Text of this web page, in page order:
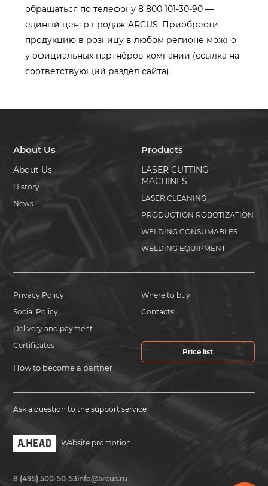
обращаться по телефону 8 800 101-30-90 —
единый центр продаж ARCUS. Приобрести
продукцию в розницу в любом регионе можно
у официальных партнёров компании (ссылка на
соответствующий раздел сайта).
About Us
About Us
History
News
Products
LASER CUTTING
MACHINES
LASER CLEANING
PRODUCTION ROBOTIZATION
WELDING CONSUMABLES
WELDING EQUIPMENT
Privacy Policy
Social Policy
Delivery and payment
Certificates
How to become a partner
Where to buy
Contacts
Price list
Ask a question to the support service
Website promotion
8 (495) 500-50-53info@arcus.ru